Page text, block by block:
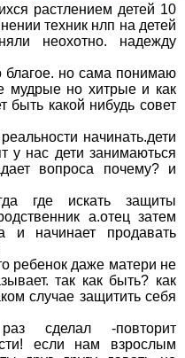
растлением детей 10
техник нлп на детей
неохотно. надежду
благое. но сама понимаю
мудрые но хитрые и как
быть какой нибудь совет
начинать.дети
у нас дети занимаються
вопроса почему? и
где искать защиты
а.отец затем
и начинает продавать
ребенок даже матери не
так как быть? как
случае защитить себя
сделал -повторит
если нам взрослым